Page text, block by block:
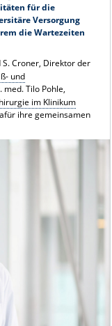
für die
Versorgung
die Wartezeiten
Croner, Direktor der
und
med. Tilo Pohle,
im Klinikum
ihre gemeinsamen